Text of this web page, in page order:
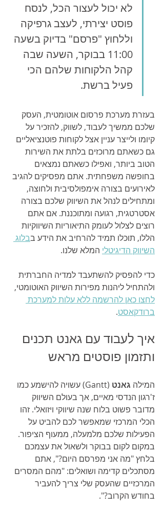
לא יכול לעצור הכל, לנסח
פוסט יצירתי, לעצב גרפיקה
וללחוץ "פרסם" בדיוק בשעה
11:00 בבוקר, השעה שבה
קהל הלקוחות שלהם הכי
פעיל ברשת.
בעזרת מערכת פרסום אוטומטית, העסק
שלכם ממשיך לעבוד, לשווק, להזכיר על
קיומו ולייצר עניין אצל לקוחות פוטנציאליים
גם כשאתם מרוכזים בלתת את השירות
הטוב ביותר, ואפילו כשאתם נמצאים
בחופשה משפחתית. אתם מפסיקים להגיב
לאירועים בצורה אימפולסיבית ולחוצה,
ומתחילים לנהל את השיווק שלכם בצורה
אסטרטגית, רגועה ומתוכננת. אם אתם
רוצים לצלול לעומק התיאוריות השיווקיות
הללו, תוכלו תמיד להרחיב את הידע בבלוג
השיווק הדיגיטלי המלא שלנו.
כדי להפסיק להשתעבד למדיה החברתית
ולהתחיל ליהנות מפירות השיווק האוטומטי,
לחצו כאן להרשמה ללא עלות למערכת
ברודקאסט.
איך לעבוד עם גאנט תכנים
ותזמון פוסטים מראש
המילה גאנט
(Gantt) עשויה להישמע כמו
ז'רגון הנדסי מאיים, אך בעולם השיווק
מדובר פשוט בלוח שנה שיווקי ויזואלי. זהו
הכלי המרכזי שמאפשר לכם להביט על
הפעילות שלכם מלמעלה, ממעוף הציפור.
במקום לקום בבוקר ולשאול את עצמכם
בלחץ "מה אני מפרסם היום?", אתם
מסתכלים קדימה ושואלים: "מהם המסרים
המרכזיים שהעסק שלי צריך להעביר
בחודש הקרוב?".